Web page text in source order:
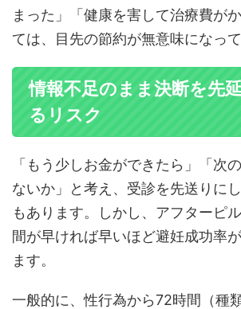
まった」「健康を害して治療費が
ては、目先の節約が無意味になって
情報不足のまま決断を先
るリスク
「もう少しお金ができたら」「次
ないか」と考え、受診を先送りに
もあります。しかし、アフターピ
間が早ければ早いほど避妊成功率
ます。
一般的に、性行為から72時間（種